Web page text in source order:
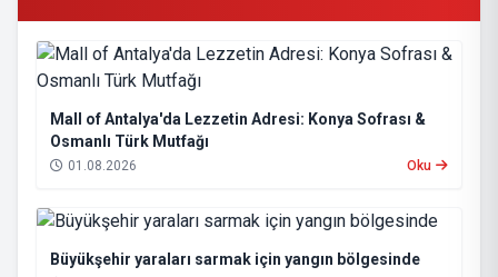
Mall of Antalya'da Lezzetin Adresi: Konya Sofrası &
Osmanlı Türk Mutfağı
01.08.2026 Oku
Büyükşehir yaraları sarmak için yangın bölgesinde